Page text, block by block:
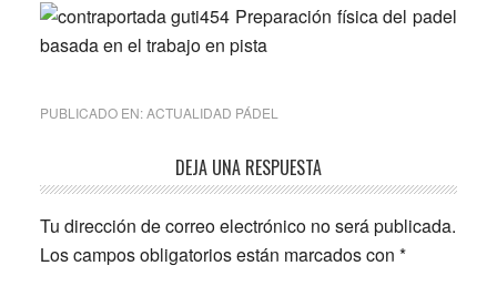
PUBLICADO EN:ACTUALIDAD PÁDEL
Interacciones
con
los
lectores
DEJA UNA RESPUESTA
Tu dirección de correo electrónico no será publicada.
Los campos obligatorios están marcados con *